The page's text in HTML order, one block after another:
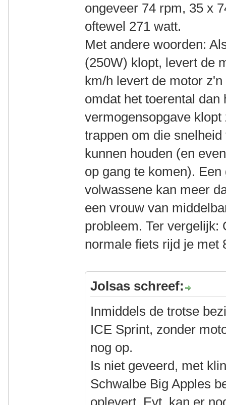
ongeveer 74 rpm, 35 x
oftewel 271 watt.
Met andere woorden:
(250W) klopt, levert de
km/h levert de motor
omdat het toerental
vermogensopgave
trappen om die
kunnen houden (en
op gang te komen).
volwassene kan meer
een vrouw van
probleem. Ter vergelijk:
normale fiets rijd je met
Jolsas schreef:
Inmiddels de trotse
ICE Sprint, zonder
nog op.
Is niet geveerd, met
Schwalbe Big Apples
oplevert. Evt. kan er